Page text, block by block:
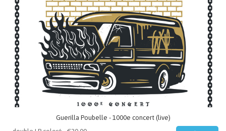
Guerilla Poubelle - 1000e concert (live)